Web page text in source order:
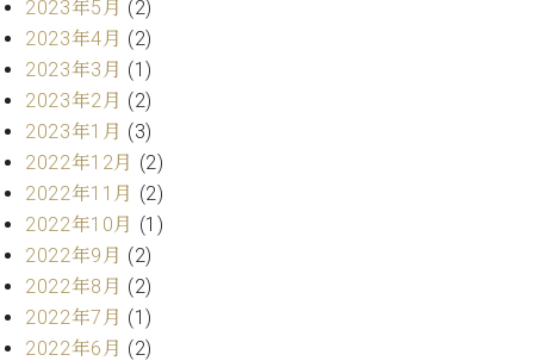
プ
ラ
イ
ト
ピ
ア
ノ
ベ
ヒ
シ
ュ
ピ
ア
ノ
の
コ
ン
ェ
ル
ジ
ュ
ア
2023年5月 (2)
2023年4月 (2)
2023年3月 (1)
2023年2月 (2)
2023年1月 (3)
2022年12月 (2)
2022年11月 (2)
2022年10月 (1)
2022年9月 (2)
2022年8月 (2)
2022年7月 (1)
2022年6月 (2)